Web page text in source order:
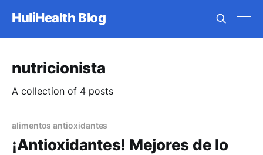
HuliHealth Blog
nutricionista
A collection of 4 posts
alimentos antioxidantes
¡Antioxidantes! Mejores de lo